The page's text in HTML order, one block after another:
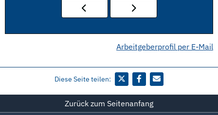
Arbeitgeberprofil per E-Mail
Diese Seite teilen:
Zurück zum Seitenanfang